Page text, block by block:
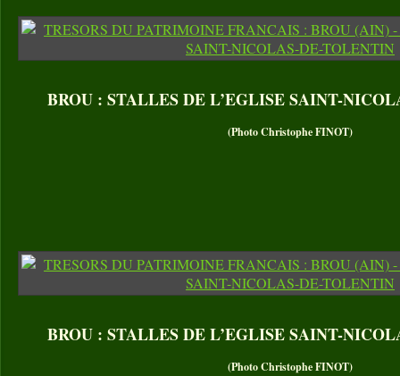
BROU : STALLES DE L’EGLISE SAINT-
(Photo Christophe FINOT)
BROU : STALLES DE L’EGLISE SAINT-
(Photo Christophe FINOT)